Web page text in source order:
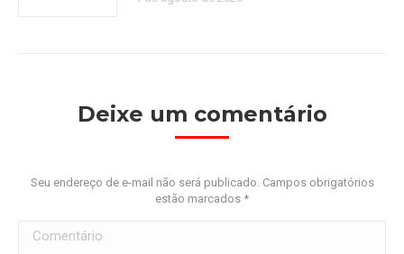
Deixe um comentário
Seu endereço de e-mail não será publicado. Campos obrigatórios
estão marcados *
Comentário